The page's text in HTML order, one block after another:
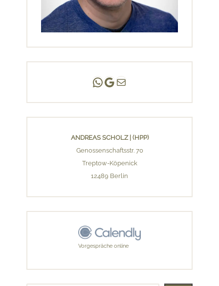
Andreas Scholz | (HPP)
Praxis Adlershof
E-Mail an mich ...
ANDREAS SCHOLZ | (HPP)
Genossenschaftsstr. 70
Treptow-Köpenick
12489 Berlin
Vorgespräche online